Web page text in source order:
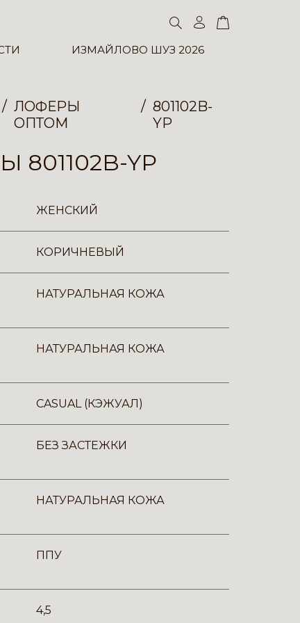
ИЗМАЙЛОВО ШУЗ 2026
ЛОФЕРЫ
ОПТОМ
801102B-
YP
801102B-YP
ЖЕНСКИЙ
КОРИЧНЕВЫЙ
НАТУРАЛЬНАЯ КОЖА
НАТУРАЛЬНАЯ КОЖА
CASUAL (КЭЖУАЛ)
БЕЗ ЗАСТЕЖКИ
НАТУРАЛЬНАЯ КОЖА
ППУ
4,5